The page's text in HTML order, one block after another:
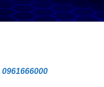
0961666000